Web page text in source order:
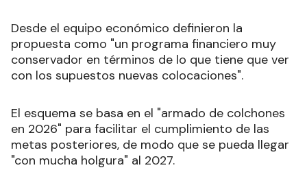
Desde el equipo económico definieron la
propuesta como "un programa financiero muy
conservador en términos de lo que tiene que ver
con los supuestos nuevas colocaciones".
El esquema se basa en el "armado de colchones
en 2026" para facilitar el cumplimiento de las
metas posteriores, de modo que se pueda llegar
"con mucha holgura" al 2027.